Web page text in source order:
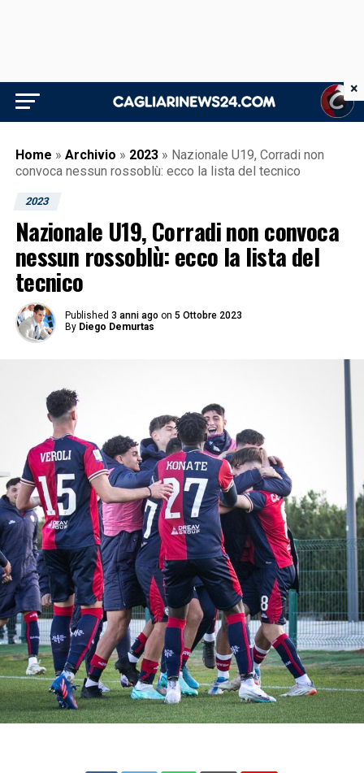
Home » Archivio » 2023 » Nazionale U19, Corradi non
convoca nessun rossoblù: ecco la lista del tecnico
2023
Nazionale U19, Corradi non convoca
nessun rossoblù: ecco la lista del
tecnico
Published 3 anni ago on 5 Ottobre 2023
By Diego Demurtas
×